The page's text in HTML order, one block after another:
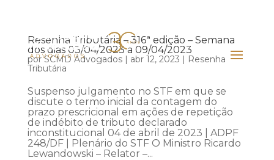
Resenha Tributária – 316ª edição – Semana
dos dias 03/04/2023 a 09/04/2023
porSCMD Advogados| abr 12, 2023 | Resenha
Tributária
Suspenso julgamento no STF em que se
discute o termo inicial da contagem do
prazo prescricional em ações de repetição
de indébito de tributo declarado
inconstitucional 04 de abril de 2023 | ADPF
248/DF | Plenário do STF O Ministro Ricardo
Lewandowski – Relator –...